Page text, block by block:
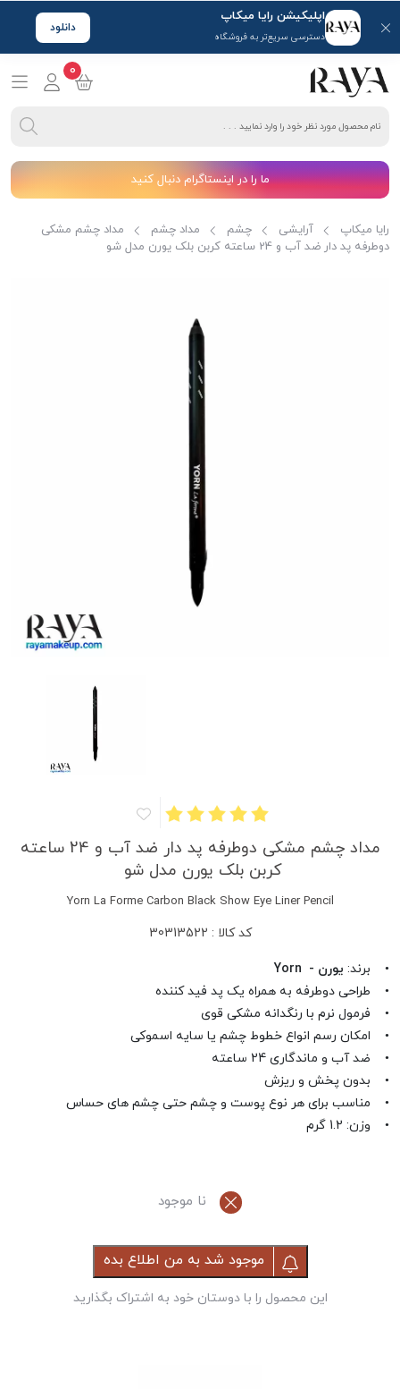
اپلیکیشن رایا میکاپ
دسترسی سریع‌تر به فروشگاه
دانلود
0
ما را در اینستاگرام دنبال کنید
رایا میکاپ آرایشی چشم مداد چشم
مداد چشم مشکی
دوطرفه پد دار ضد آب و 24 ساعته کربن بلک یورن مدل شو
مداد چشم مشکی دوطرفه پد دار ضد آب و 24 ساعته
کربن بلک یورن مدل شو
Yorn La Forme Carbon Black Show Eye Liner Pencil
کد کالا : 30313522
• برند: یورن - Yorn
• طراحی دوطرفه به همراه یک پد فید کننده
• فرمول نرم با رنگدانه مشکی قوی
• امکان رسم انواع خطوط چشم یا سایه اسموکی
• ضد آب و ماندگاری 24 ساعته
• بدون پخش و ریزش
• مناسب برای هر نوع پوست و چشم حتی چشم های حساس
• وزن: 1.2 گرم
نا موجود
موجود شد به من اطلاع بده
این محصول را با دوستان خود به اشتراک بگذارید